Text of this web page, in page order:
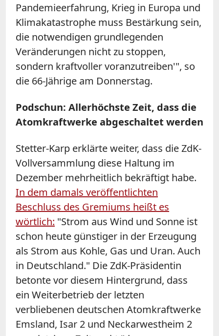
Pandemieerfahrung, Krieg in Europa und
Klimakatastrophe muss Bestärkung sein,
die notwendigen grundlegenden
Veränderungen nicht zu stoppen,
sondern kraftvoller voranzutreiben'", so
die 66-Jährige am Donnerstag.
Podschun: Allerhöchste Zeit, dass die
Atomkraftwerke abgeschaltet werden
Stetter-Karp erklärte weiter, dass die ZdK-
Vollversammlung diese Haltung im
Dezember mehrheitlich bekräftigt habe.
In dem damals veröffentlichten
Beschluss des Gremiums heißt es
wörtlich: "Strom aus Wind und Sonne ist
schon heute günstiger in der Erzeugung
als Strom aus Kohle, Gas und Uran. Auch
in Deutschland." Die ZdK-Präsidentin
betonte vor diesem Hintergrund, dass
ein Weiterbetrieb der letzten
verbliebenen deutschen Atomkraftwerke
Emsland, Isar 2 und Neckarwestheim 2